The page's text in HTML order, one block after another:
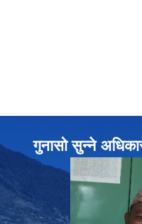
गुनासो सुन्ने